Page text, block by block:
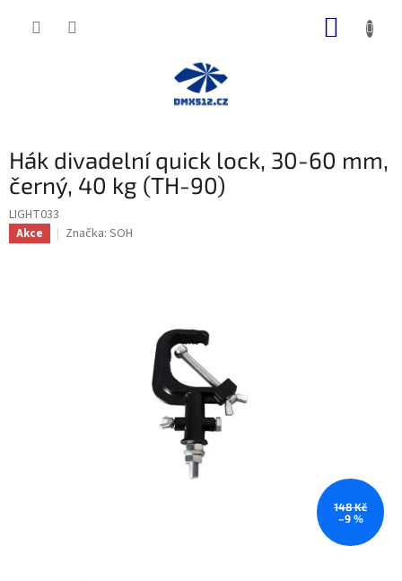
Hák divadelní quick lock, 30-60 mm,
černý, 40 kg (TH-90)
LIGHT033
Akce Značka: SOH
148 Kč
–9 %